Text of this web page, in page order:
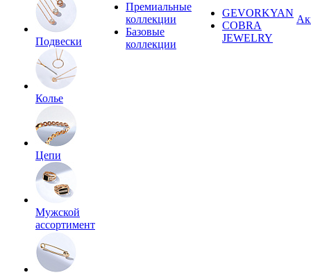
Подвески
Колье
Цепи
Мужской
ассортимент
Премиальные
коллекции
Базовые
коллекции
GEVORKYAN
COBRA
JEWELRY